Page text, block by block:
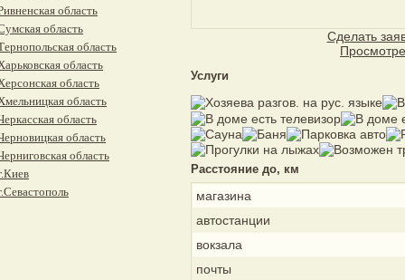
Сделать
Услуги
Расстояние до, км
магазина
автостанции
вокзала
почты
область
область
область
область
область
область
область
область
область